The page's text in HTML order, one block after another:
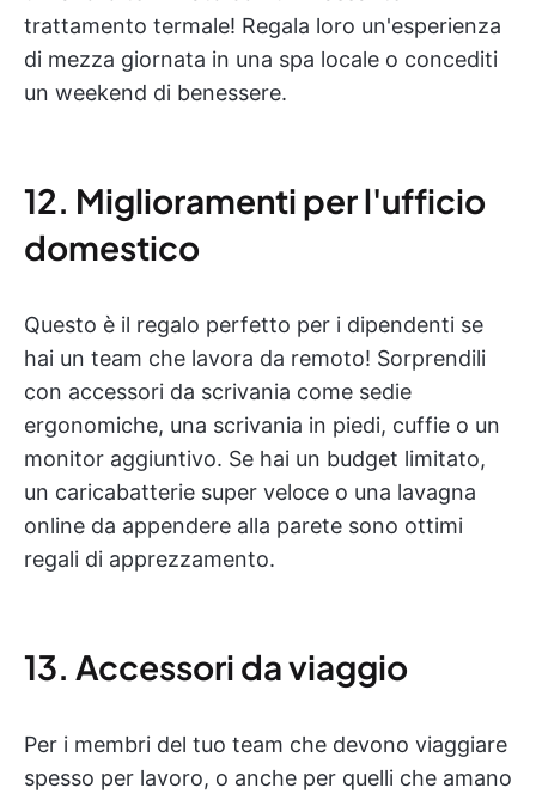
trattamento termale! Regala loro un'esperienza
di mezza giornata in una spa locale o concediti
un weekend di benessere.
12. Miglioramenti per l'ufficio
domestico
Questo è il regalo perfetto per i dipendenti se
hai un team che lavora da remoto! Sorprendili
con accessori da scrivania come sedie
ergonomiche, una scrivania in piedi, cuffie o un
monitor aggiuntivo. Se hai un budget limitato,
un caricabatterie super veloce o una lavagna
online da appendere alla parete sono ottimi
regali di apprezzamento.
13. Accessori da viaggio
Per i membri del tuo team che devono viaggiare
spesso per lavoro, o anche per quelli che amano